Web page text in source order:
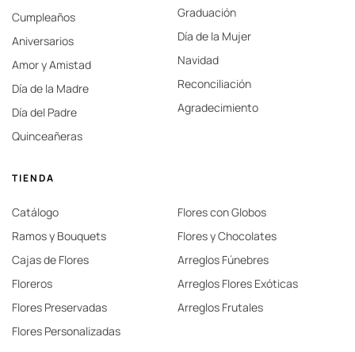
Cumpleaños
Aniversarios
Amor y Amistad
Día de la Madre
Día del Padre
Quinceañeras
Graduación
Día de la Mujer
Navidad
Reconciliación
Agradecimiento
TIENDA
Catálogo
Ramos y Bouquets
Cajas de Flores
Floreros
Flores Preservadas
Flores Personalizadas
Flores con Globos
Flores y Chocolates
Arreglos Fúnebres
Arreglos Flores Exóticas
Arreglos Frutales